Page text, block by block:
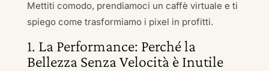
Mettiti comodo, prendiamoci un caffè virtuale e ti
spiego come trasformiamo i pixel in profitti.
1. La Performance: Perché la
Bellezza Senza Velocità è Inutile